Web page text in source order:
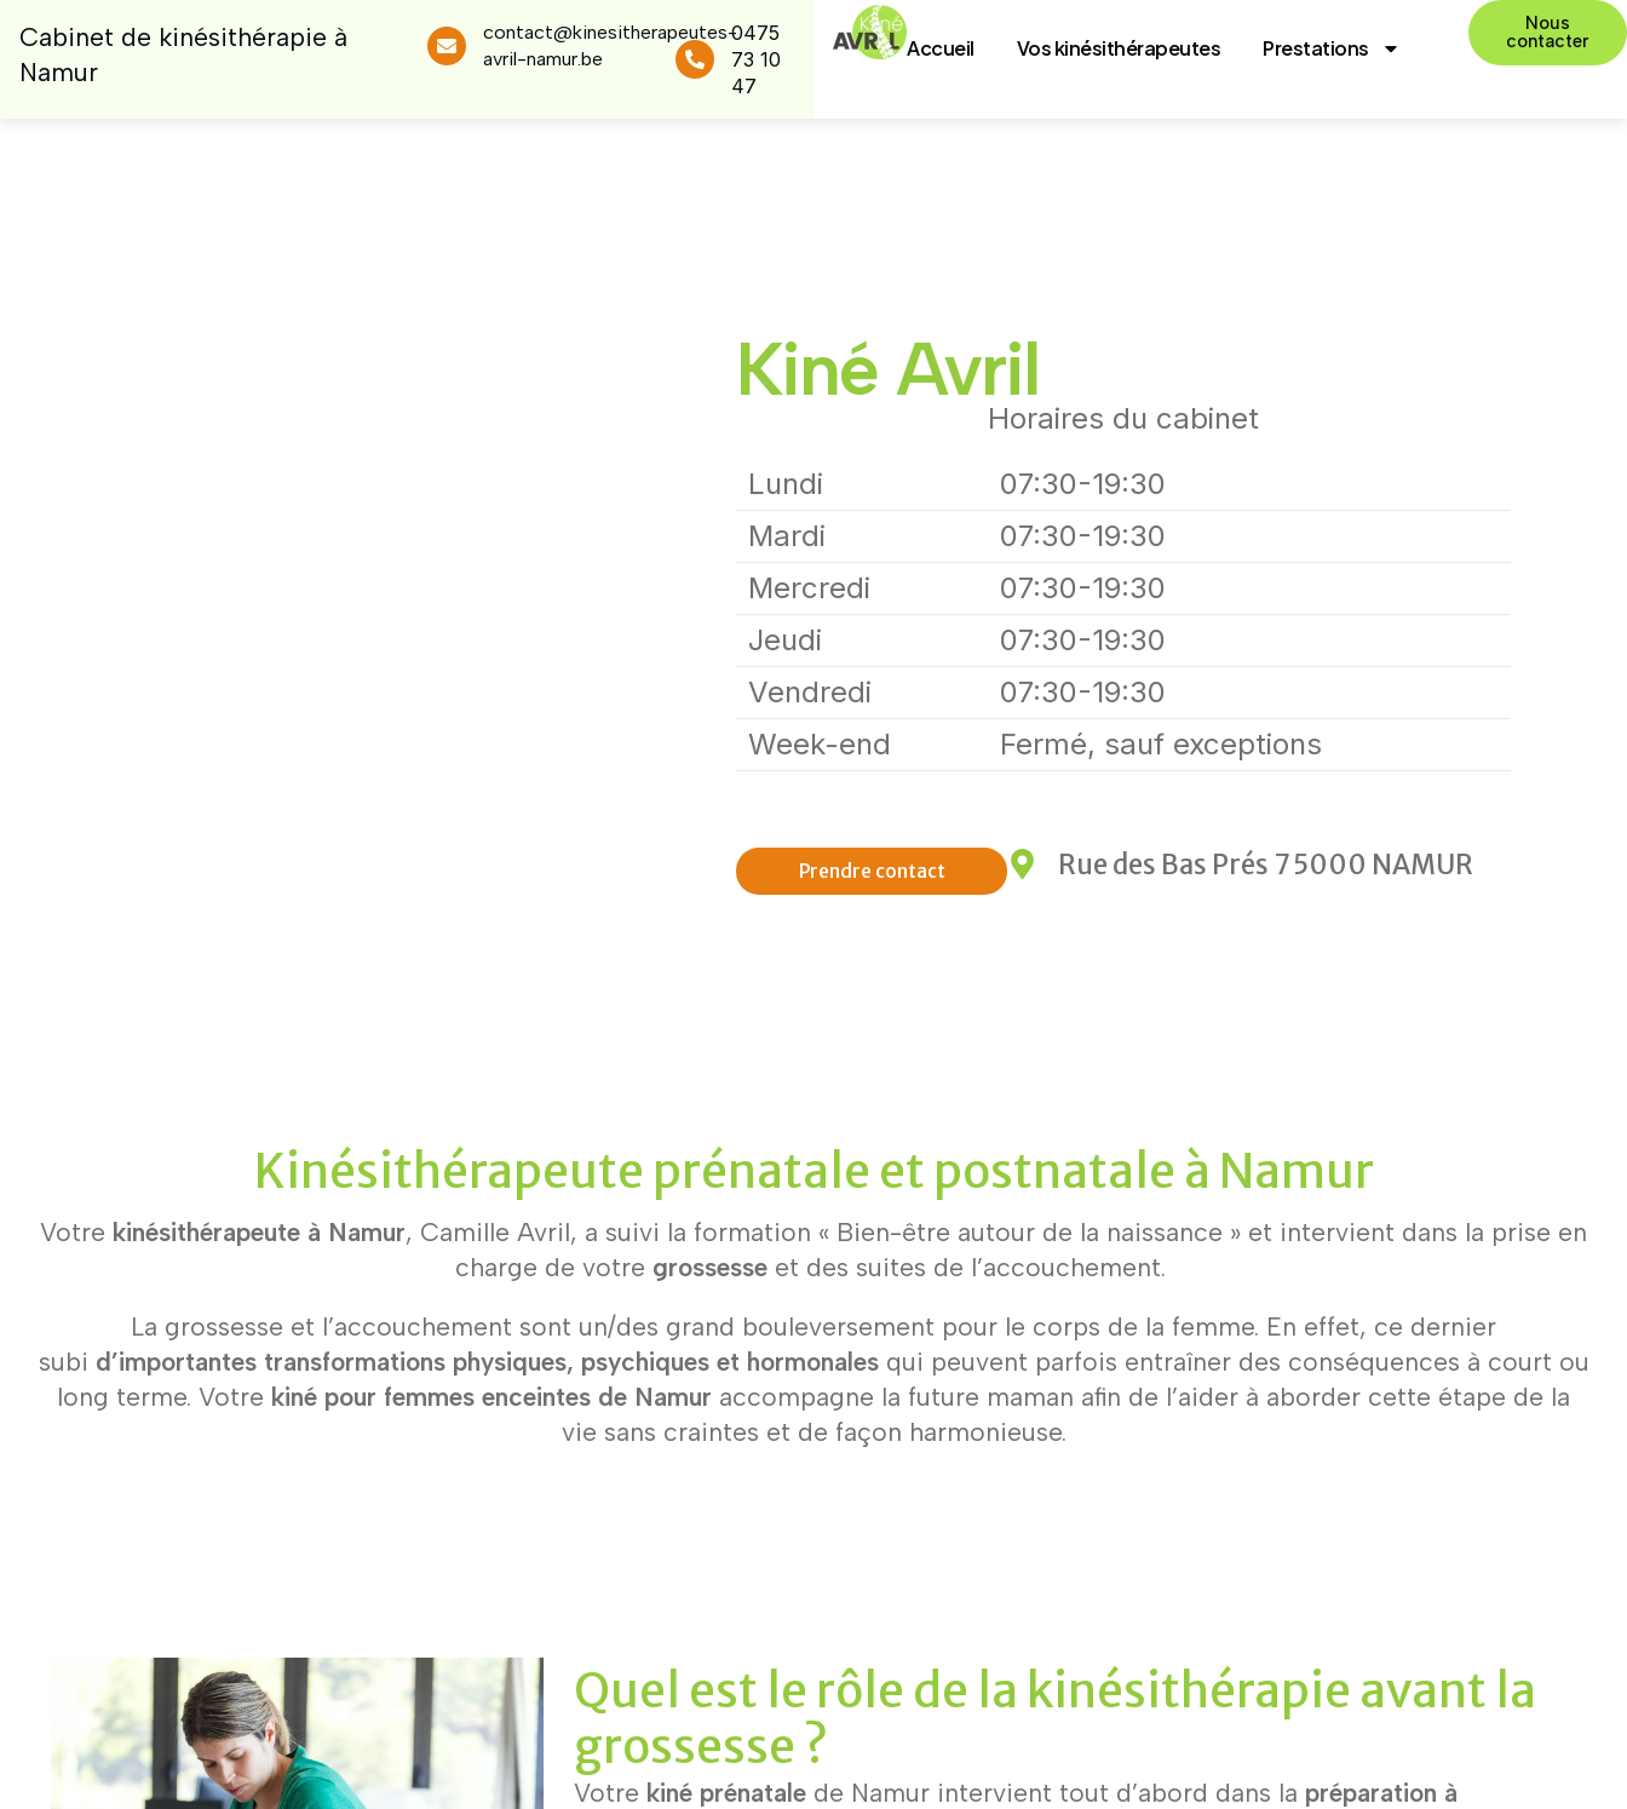
Cabinet de kinésithérapie à
Namur
contact@kinesitherapeutes-
avril-namur.be
0475
73 10
47
Accueil Vos kinésithérapeutes Prestations
Nous
contacter
Kiné Avril
Horaires du cabinet
Lundi
07:30-19:30
Mardi
07:30-19:30
Mercredi
07:30-19:30
Jeudi
07:30-19:30
Vendredi
07:30-19:30
Week-end
Fermé, sauf exceptions
Prendre contact Rue des Bas Prés 7 5000 NAMUR
Kinésithérapeute prénatale et postnatale à Namur
Votre kinésithérapeute à Namur, Camille Avril, a suivi la formation « Bien-être autour de la naissance » et intervient dans la prise en
charge de votre grossesseet des suites de l’accouchement.
La grossesse et l’accouchement sont un/des grand bouleversement pour le corps de la femme. En effet, ce dernier
subi d’importantes transformations physiques, psychiques et hormonalesqui peuvent parfois entraîner des conséquences à court ou
long terme. Votre kiné pour femmes enceintes de Namur accompagne la future maman afin de l’aider à aborder cette étape de la
vie sans craintes et de façon harmonieuse.
Quel est le rôle de la kinésithérapie avant la
grossesse ?
Votre kiné prénatalede Namur intervient tout d’abord dans la préparation à